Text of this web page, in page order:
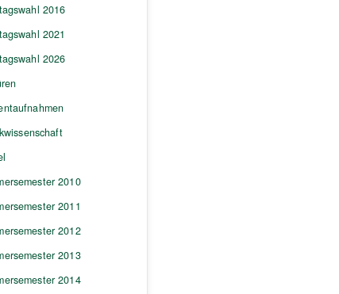
2016
2021
2026
2010
2011
2012
2013
2014